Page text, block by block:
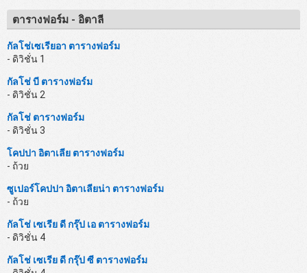
ตารางฟอร์ม - อิตาลี
กัลโช่เซเรียอา ตารางฟอร์ม
- ดิวิชั่น 1
กัลโช่ บี ตารางฟอร์ม
- ดิวิชั่น 2
กัลโช่ ตารางฟอร์ม
- ดิวิชั่น 3
โคปปา อิตาเลีย ตารางฟอร์ม
- ถ้วย
ซูเปอร์โคปปา อิตาเลียน่า ตารางฟอร์ม
- ถ้วย
กัลโช่ เซเรีย ดี กรุ๊ป เอ ตารางฟอร์ม
- ดิวิชั่น 4
กัลโช่ เซเรีย ดี กรุ๊ป ซี ตารางฟอร์ม